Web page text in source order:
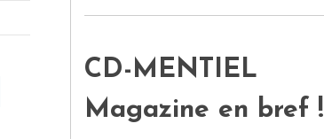
DESIGN
ART ET CULTURE
CD-MENTIEL
Magazine en bref !